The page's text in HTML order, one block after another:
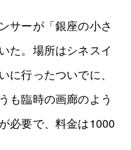
サーが「銀座の小さ
た。場所はシネスイ
に行ったついでに、
も臨時の画廊のよう
必要で、料金は1000